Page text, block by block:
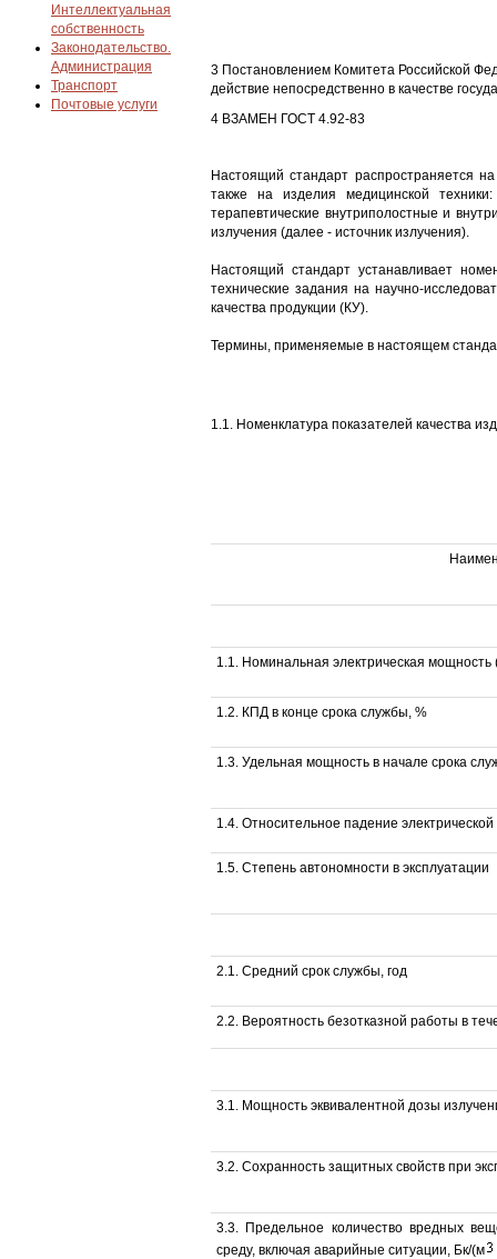
Интеллектуальная
собственность
Законодательство.
Администрация
Транспорт
Почтовые услуги
3 Постановлением Комитета Российской
действие непосредственно в качестве
4 ВЗАМЕН ГОСТ 4.92-83
Настоящий стандарт распространяется
также на изделия медицинской
терапевтические внутриполостные и
излучения (далее - источник излучения).
Настоящий стандарт устанавливает
технические задания на научно-
качества продукции (КУ).
Термины, применяемые в настоящем
1.1. Номенклатура показателей качества
1.1. Номинальная электрическая мощность
1.2. КПД в конце срока службы, %
1.3. Удельная мощность в начале срока
1.4. Относительное падение
1.5. Степень автономности в эксплуатации
2.1. Средний срок службы, год
2.2. Вероятность безотказной работы в
3.1. Мощность эквивалентной дозы
3.2. Сохранность защитных свойств при
3.3. Предельное количество вредных
среду, включая аварийные ситуации, Бк/(м